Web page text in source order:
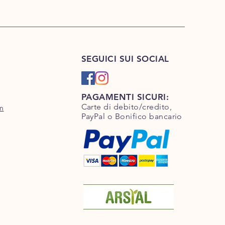
SEGUICI SUI SOCIAL
PAGAMENTI SICURI:
Carte di debito/credito,
PayPal o Bonifico bancario